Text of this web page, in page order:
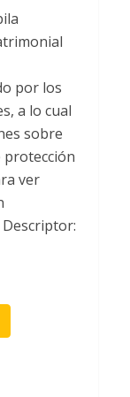
por los
a lo cual
sobre
protección
ver